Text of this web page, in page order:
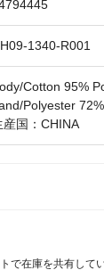
1340-R001
Cotton 95%
Polyester
産国：CHINA
で在庫を共有して